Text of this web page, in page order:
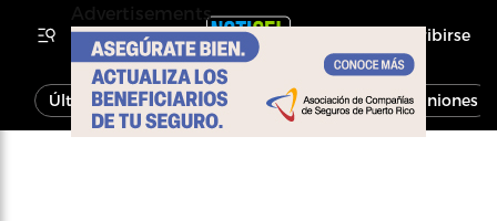
Inscribirse
Última Hora Noticias Economía Opiniones
Advertisements